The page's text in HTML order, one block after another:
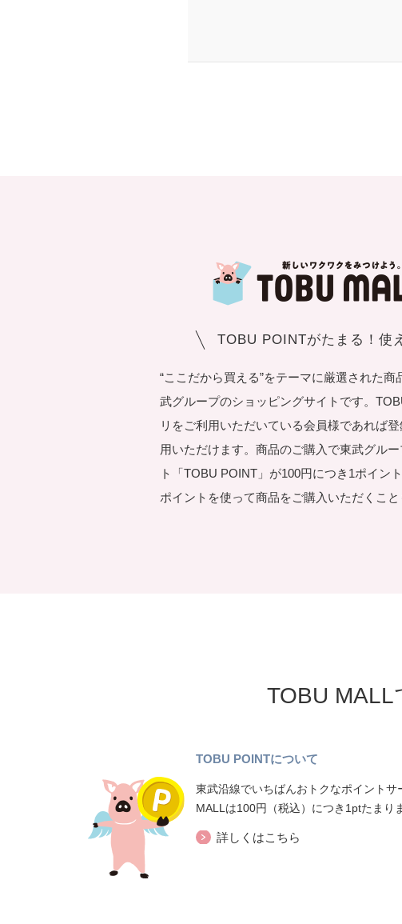
TOBU POINTがたまる！使
“ここだから買える”をテーマに厳選された商
武グループのショッピングサイトです。
リをご利用いただいている会員様であれば登
用いただけます。商品のご購入で東武グル
ト「TOBU POINT」が100円につき1ポイン
ポイントを使って商品をご購入いただくこと
TOBU MALL
TOBU POINTについて
東武沿線でいちばんおトクなポイントサ
MALLは100円（税込）につき1ptたまり
詳しくはこちら